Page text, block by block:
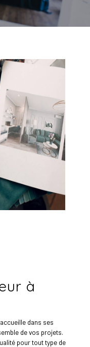
de vos projets.
pour tout type de